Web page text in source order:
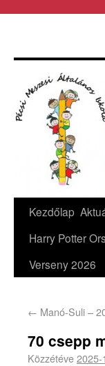
Kezdőlap
Harry Potter
Verseny 2026
← Manó-Suli –
70 csepp
Közzétéve